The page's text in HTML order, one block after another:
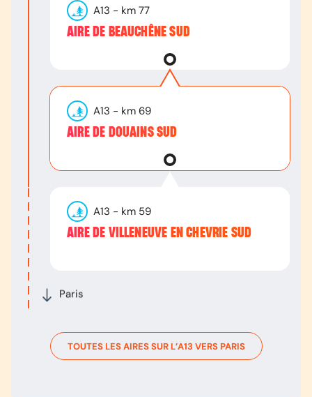
Paris
A13 - km 77
AIRE DE BEAUCHÊNE SUD
A13 - km 69
AIRE DE DOUAINS SUD
A13 - km 59
AIRE DE VILLENEUVE EN CHEVRIE SUD
TOUTES LES AIRES SUR L’A13 VERS PARIS